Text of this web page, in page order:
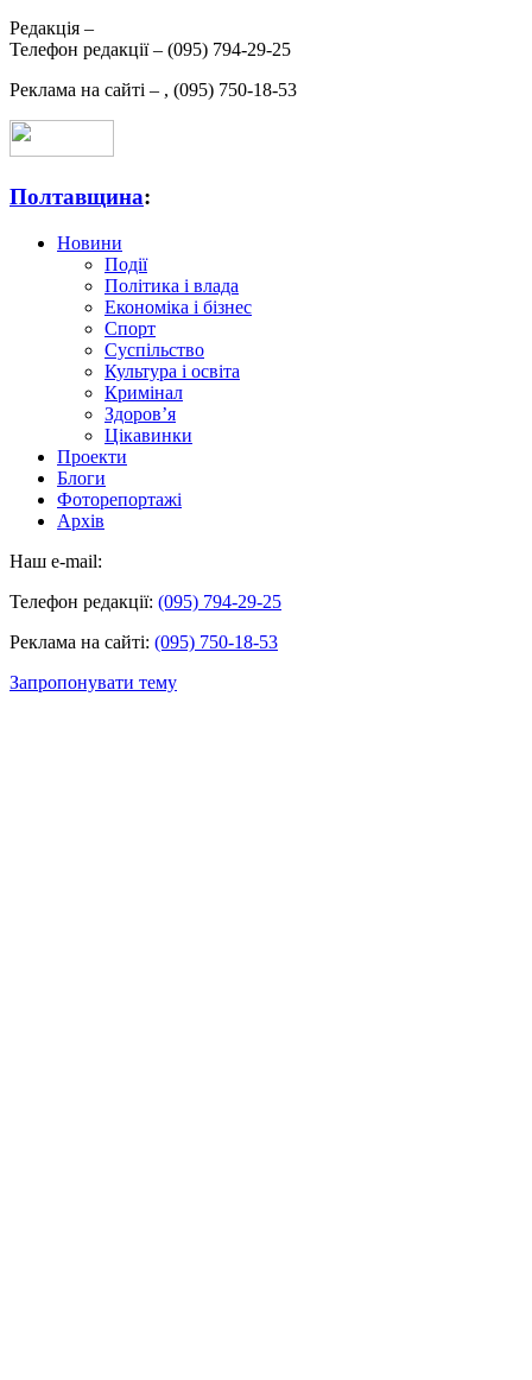
Редакція –
Телефон редакції – (095) 794-29-25
Реклама на сайті – , (095) 750-18-53
Полтавщина:
Новини
Події
Політика і влада
Економіка і бізнес
Спорт
Суспільство
Культура і освіта
Кримінал
Здоров’я
Цікавинки
Проекти
Блоги
Фоторепортажі
Архів
Наш e-mail:
Телефон редакції: (095) 794-29-25
Реклама на сайті: (095) 750-18-53
Запропонувати тему